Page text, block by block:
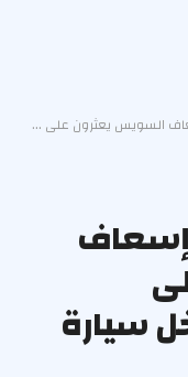
مصوغات ذهبية داخل سيارة تعرضت لحادث
سيارة